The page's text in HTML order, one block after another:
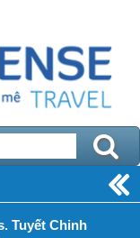
Tuyết Chinh